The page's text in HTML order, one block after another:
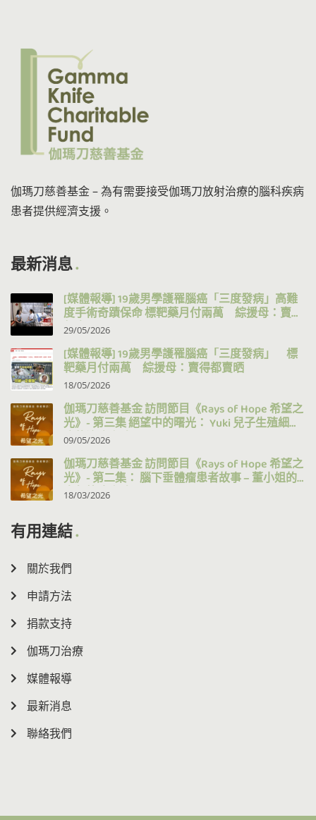
伽瑪刀慈善基金 – 為有需要接受伽瑪刀放射治療的腦科疾病
患者提供經濟支援。
最新消息
[媒體報導] 19歲男學護罹腦癌「三度發病」高難
度手術奇蹟保命 標靶藥月付兩萬 綜援母：賣得
都賣晒
29/05/2026
[媒體報導] 19歲男學護罹腦癌「三度發病」 標
靶藥月付兩萬 綜援母：賣得都賣晒
18/05/2026
伽瑪刀慈善基金 訪問節目《Rays of Hope 希望之
光》- 第三集 絕望中的曙光： Yuki 兒子生殖細胞
瘤的治療之路
09/05/2026
伽瑪刀慈善基金 訪問節目《Rays of Hope 希望之
光》- 第二集： 腦下垂體瘤患者故事 – 董小姐的
十年抗病之路
18/03/2026
有用連結
關於我們
申請方法
捐款支持
伽瑪刀治療
媒體報導
最新消息
聯絡我們